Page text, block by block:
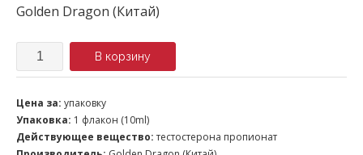
Golden Dragon (Китай)
Количество В корзину
Цена за: упаковку
Упаковка: 1 флакон (10ml)
Действующее вещество:тестостерона пропионат